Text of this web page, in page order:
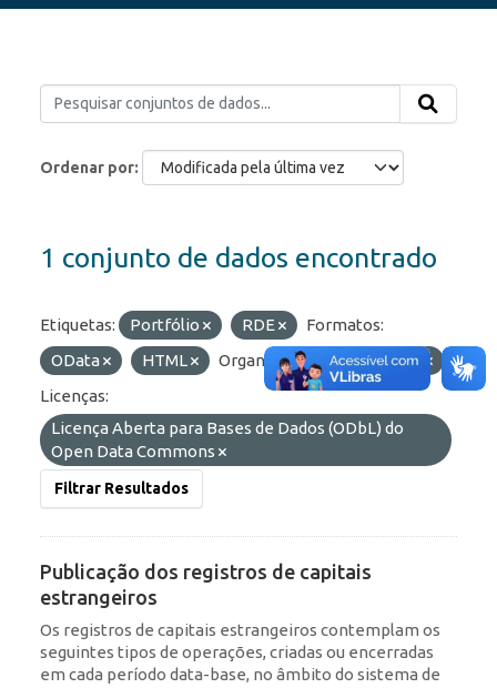
Ordenar por
1 conjunto de dados encontrado
Etiquetas: Portfólio RDE
Formatos:
OData
HTML Organizações:
BCB/Dstat
Licenças:
Licença Aberta para Bases de Dados (ODbL) do
Open Data Commons
Filtrar Resultados
Publicação dos registros de capitais
estrangeiros
Os registros de capitais estrangeiros contemplam os
seguintes tipos de operações, criadas ou encerradas
em cada período data-base, no âmbito do sistema de